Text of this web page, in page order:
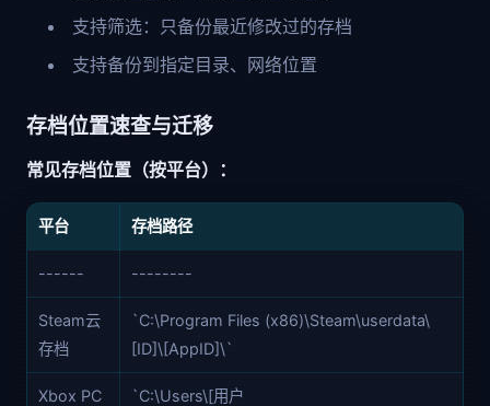
支持筛选：只备份最近修改过的存档
支持备份到指定目录、网络位置
存档位置速查与迁移
常见存档位置（按平台）：
平台 存档路径
------ --------
Steam云
存档
`C:\Program Files (x86)\Steam\userdata\
[ID]\[AppID]\`
Xbox PC
`C:\Users\[用户